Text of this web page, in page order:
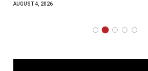
AUGUST 4, 2026